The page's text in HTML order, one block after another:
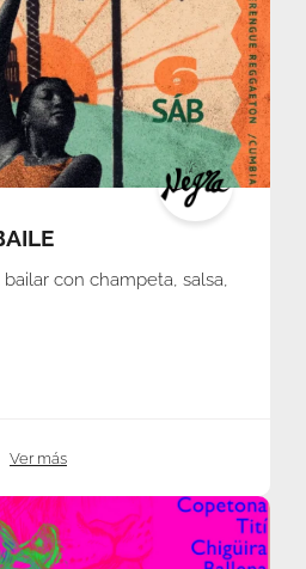
con champeta, salsa,
Ver más